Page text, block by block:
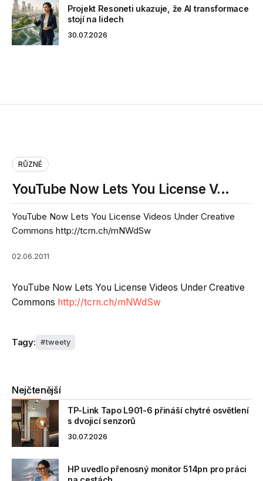
Projekt Resoneti ukazuje, že AI transformace
stojí na lidech
30.07.2026
RŮZNÉ
YouTube Now Lets You License V…
YouTube Now Lets You License Videos Under Creative
Commons http://tcrn.ch/mNWdSw
02.06.2011
YouTube Now Lets You License Videos Under Creative
Commons http://tcrn.ch/mNWdSw
Tagy: tweety
Nejčtenější
TP-Link Tapo L901-6 přináší chytré osvětlení
s dvojicí senzorů
30.07.2026
HP uvedlo přenosný monitor 514pn pro práci